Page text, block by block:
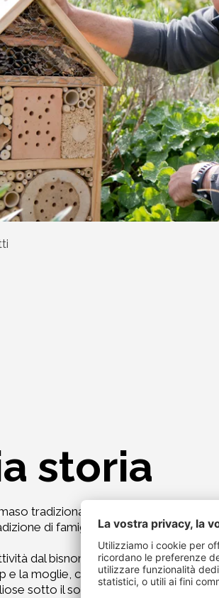
storia
tradizionale dei Gamper sono
di famiglia.
dal bisnonno, che la fondò nel
e la moglie, che lo aiutano a
sotto il sole altoatesino.